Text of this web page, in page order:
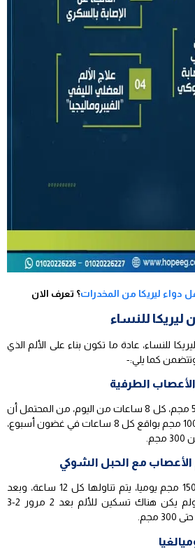
دواء ليريكا من المخدرات؟ تعرف الان
ليريكا للنساء
للنساء، عادة ما تكون بناء على الألم الذي
كما يلي:-
الأعصاب الطرفية
يصف الطبيب جرعة قدرها 50 مجم، كل 8 ساعات من اليوم، من المحتمل أن
يلجأ الطبيب إلى زيادتها إلى 100 مجم بواقع كل 8 ساعات في غضون أسبوع،
الأعصاب مع الحبل الشوكي
يصف الطبيب جرعة قدرها 150 مجم يوميا، يتم تناولها كل 12 ساعة، وبعد
مرور الأسبوعين الأوليين، ولم يكن هناك تسكين للألم بعد 2 مرور 2-3
مجم.